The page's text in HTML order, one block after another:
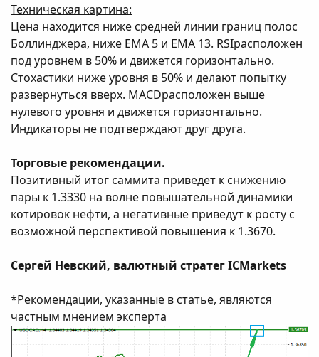
Техническая картина:
Цена находится ниже средней линии границ полос
Боллинджера, ниже EМА 5 и ЕМА 13. RSIрасположен
под уровнем в 50% и движется горизонтально.
Стохастики ниже уровня в 50% и делают попытку
развернуться вверх. MACDрасположен выше
нулевого уровня и движется горизонтально.
Индикаторы не подтверждают друг друга.
Торговые рекомендации.
Позитивный итог саммита приведет к снижению
пары к 1.3330 на волне повышательной динамики
котировок нефти, а негативные приведут к росту с
возможной перспективой повышения к 1.3670.
Сергей Невский, валютный стратег ICMarkets
*Рекомендации, указанные в статье, являются
частным мнением эксперта